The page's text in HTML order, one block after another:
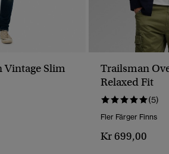
Vintage Slim
Trailsman
Relaxed Fit
(5)
Fler Färger Finns
Kr 699,00